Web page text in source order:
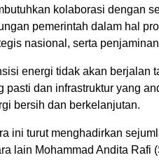
kolaborasi dengan
pemerintah dalam hal
nasional, serta
energi tidak akan berjalan
pasti dan infrastruktur yang
bersih dan berkelanjutan.
ini turut menghadirkan
lain Mohammad Andita Rafi